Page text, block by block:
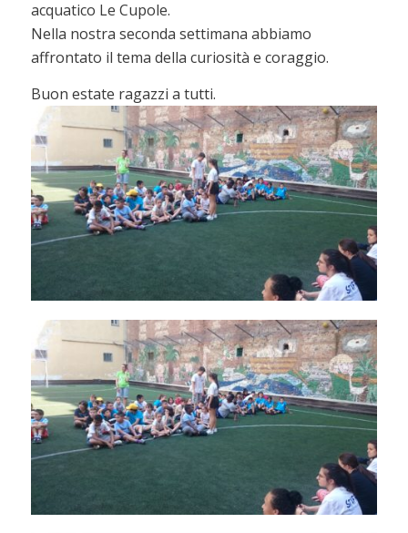
acquatico Le Cupole.
Nella nostra seconda settimana abbiamo
affrontato il tema della curiosità e coraggio.
Buon estate ragazzi a tutti.